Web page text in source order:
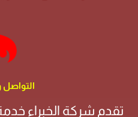
التواصل
تقدم شركة الخبراء